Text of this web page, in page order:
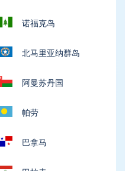
诺福克岛
北马里亚纳群岛
阿曼苏丹国
帕劳
巴拿马